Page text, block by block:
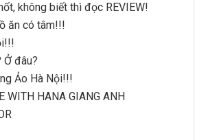
không biết thì đọc REVIEW!
ăn có tâm!!!
Ở đâu?
Ảo Hà Nội!!!
WITH HANA GIANG ANH